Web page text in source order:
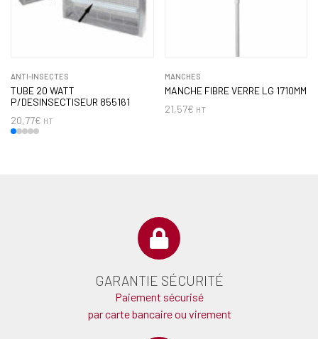
ANTI-INSECTES
TUBE 20 WATT
P/DESINSECTISEUR 855161
20,77€ HT
MANCHES
MANCHE FIBRE VERRE LG 1710MM
21,57€ HT
GARANTIE SÉCURITÉ
Paiement sécurisé
par carte bancaire ou virement